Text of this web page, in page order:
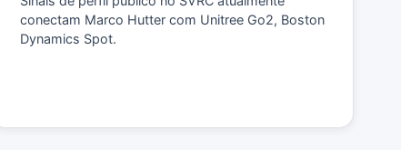
conectam Marco Hutter com Unitree Go2, Boston
Dynamics Spot.